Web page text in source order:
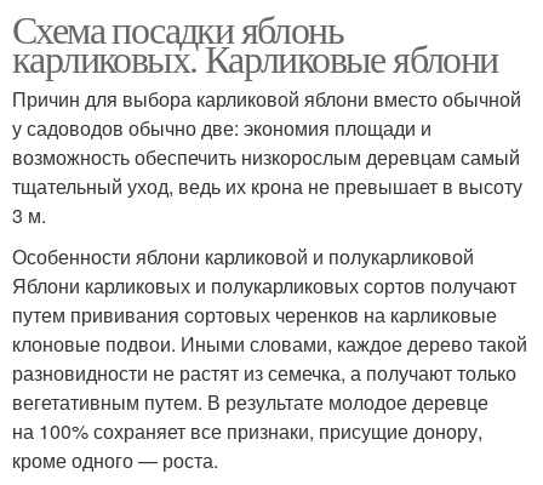
Схема посадки яблонь
карликовых. Карликовые яблони
Причин для выбора карликовой яблони вместо обычной
у садоводов обычно две: экономия площади и
возможность обеспечить низкорослым деревцам самый
тщательный уход, ведь их крона не превышает в высоту
3 м.
Особенности яблони карликовой и полукарликовой
Яблони карликовых и полукарликовых сортов получают
путем прививания сортовых черенков на карликовые
клоновые подвои. Иными словами, каждое дерево такой
разновидности не растят из семечка, а получают только
вегетативным путем. В результате молодое деревце
на 100% сохраняет все признаки, присущие донору,
кроме одного — роста.